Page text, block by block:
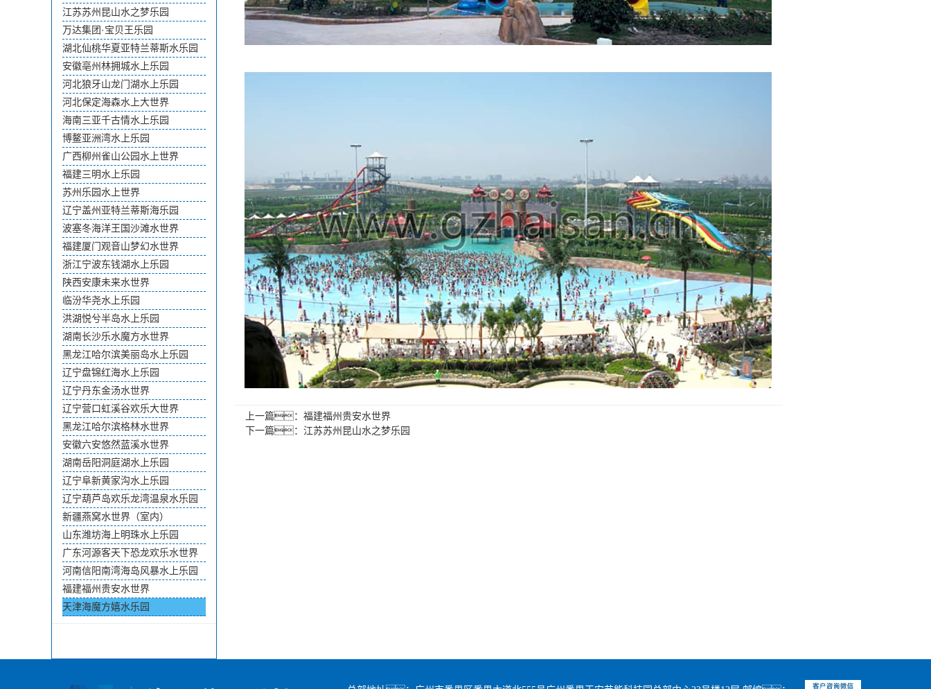
江苏苏州昆山水之梦乐园
万达集团·宝贝王乐园
湖北仙桃华夏亚特兰蒂斯水乐园
安徽亳州林拥城水上乐园
河北狼牙山龙门湖水上乐园
河北保定海森水上大世界
海南三亚千古情水上乐园
博鳌亚洲湾水上乐园
广西柳州雀山公园水上世界
福建三明水上乐园
苏州乐园水上世界
辽宁盖州亚特兰蒂斯海乐园
波塞冬海洋王国沙滩水世界
福建厦门观音山梦幻水世界
浙江宁波东钱湖水上乐园
陕西安康未来水世界
临汾华尧水上乐园
洪湖悦兮半岛水上乐园
湖南长沙乐水魔方水世界
黑龙江哈尔滨美丽岛水上乐园
辽宁盘锦红海水上乐园
辽宁丹东金汤水世界
辽宁营口虹溪谷欢乐大世界
黑龙江哈尔滨格林水世界
安徽六安悠然蓝溪水世界
湖南岳阳洞庭湖水上乐园
辽宁阜新黄家沟水上乐园
辽宁葫芦岛欢乐龙湾温泉水乐园
新疆燕窝水世界（室内）
山东潍坊海上明珠水上乐园
广东河源客天下恐龙欢乐水世界
河南信阳南湾海岛风暴水上乐园
福建福州贵安水世界
天津海魔方嬉水乐园
上一篇：福建福州贵安水世界
下一篇：江苏苏州昆山水之梦乐园